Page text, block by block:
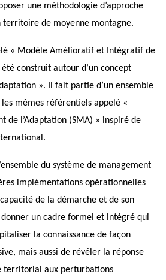
une méthodologie d’approche
territoire de moyenne montagne.
« Modèle Amélioratif et Intégratif de
été construit autour d’un concept
». Il fait partie d’un ensemble
mêmes référentiels appelé «
de l’Adaptation (SMA) » inspiré de
du système de management
implémentations opérationnelles
de la démarche et de son
un cadre formel et intégré qui
la connaissance de façon
mais aussi de révéler la réponse
territorial aux perturbations